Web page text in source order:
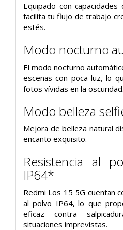
Equipado con
facilita tu flujo de trabajo
estés.
Modo nocturno
El modo nocturno
escenas con poca luz, lo
fotos vívidas en la oscuridad.
Modo belleza
Mejora de belleza natural
encanto exquisito.
Resistencia al
IP64*
Redmi Los 15 5G cuentan
al polvo IP64, lo que
eficaz contra
situaciones imprevistas.